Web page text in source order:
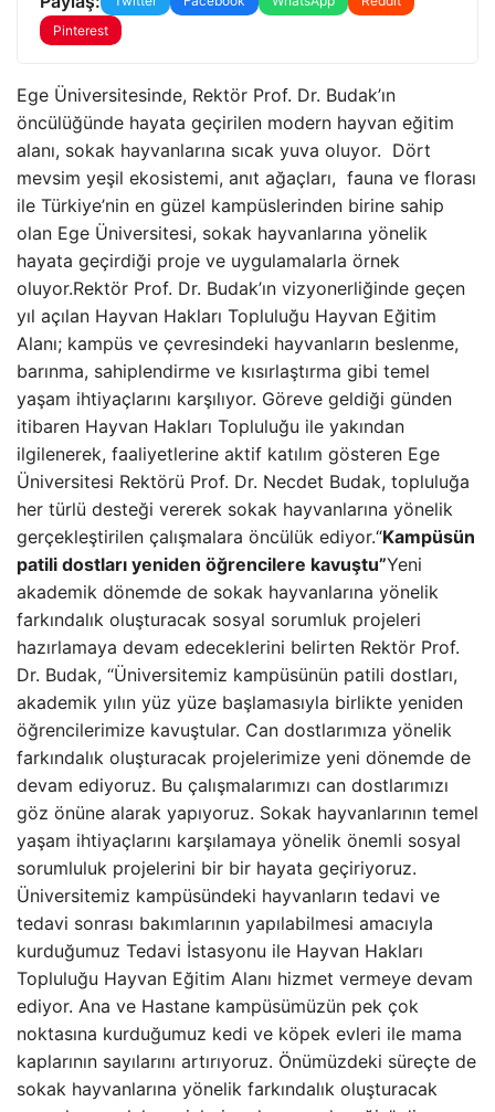
Pinterest
Ege Üniversitesinde, Rektör Prof. Dr. Budak’ın
öncülüğünde hayata geçirilen modern hayvan eğitim
alanı, sokak hayvanlarına sıcak yuva oluyor. Dört
mevsim yeşil ekosistemi, anıt ağaçları, fauna ve florası
ile Türkiye’nin en güzel kampüslerinden birine sahip
olan Ege Üniversitesi, sokak hayvanlarına yönelik
hayata geçirdiği proje ve uygulamalarla örnek
oluyor.Rektör Prof. Dr. Budak’ın vizyonerliğinde geçen
yıl açılan Hayvan Hakları Topluluğu Hayvan Eğitim
Alanı; kampüs ve çevresindeki hayvanların beslenme,
barınma, sahiplendirme ve kısırlaştırma gibi temel
yaşam ihtiyaçlarını karşılıyor. Göreve geldiği günden
itibaren Hayvan Hakları Topluluğu ile yakından
ilgilenerek, faaliyetlerine aktif katılım gösteren Ege
Üniversitesi Rektörü Prof. Dr. Necdet Budak, topluluğa
her türlü desteği vererek sokak hayvanlarına yönelik
gerçekleştirilen çalışmalara öncülük ediyor.“Kampüsün
patili dostları yeniden öğrencilere kavuştu”Yeni
akademik dönemde de sokak hayvanlarına yönelik
farkındalık oluşturacak sosyal sorumluk projeleri
hazırlamaya devam edeceklerini belirten Rektör Prof.
Dr. Budak, “Üniversitemiz kampüsünün patili dostları,
akademik yılın yüz yüze başlamasıyla birlikte yeniden
öğrencilerimize kavuştular. Can dostlarımıza yönelik
farkındalık oluşturacak projelerimize yeni dönemde de
devam ediyoruz. Bu çalışmalarımızı can dostlarımızı
göz önüne alarak yapıyoruz. Sokak hayvanlarının temel
yaşam ihtiyaçlarını karşılamaya yönelik önemli sosyal
sorumluluk projelerini bir bir hayata geçiriyoruz.
Üniversitemiz kampüsündeki hayvanların tedavi ve
tedavi sonrası bakımlarının yapılabilmesi amacıyla
kurduğumuz Tedavi İstasyonu ile Hayvan Hakları
Topluluğu Hayvan Eğitim Alanı hizmet vermeye devam
ediyor. Ana ve Hastane kampüsümüzün pek çok
noktasına kurduğumuz kedi ve köpek evleri ile mama
kaplarının sayılarını artırıyoruz. Önümüzdeki süreçte de
sokak hayvanlarına yönelik farkındalık oluşturacak